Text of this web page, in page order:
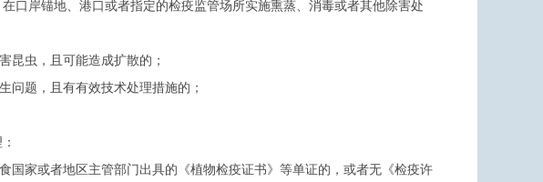
口岸锚地、港口或者指定的检疫监管场所实施熏蒸、消毒或者其他除害处
昆虫，且可能造成扩散的；
问题，且有有效技术处理措施的；
国家或者地区主管部门出具的《植物检疫证书》等单证的，或者无《检疫许